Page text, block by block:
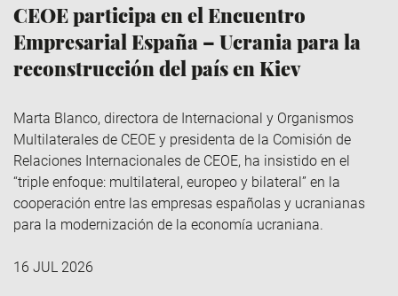
CEOE participa en el Encuentro
Empresarial España – Ucrania para la
reconstrucción del país en Kiev
Marta Blanco, directora de Internacional y Organismos
Multilaterales de CEOE y presidenta de la Comisión de
Relaciones Internacionales de CEOE, ha insistido en el
“triple enfoque: multilateral, europeo y bilateral” en la
cooperación entre las empresas españolas y ucranianas
para la modernización de la economía ucraniana.
16 JUL 2026